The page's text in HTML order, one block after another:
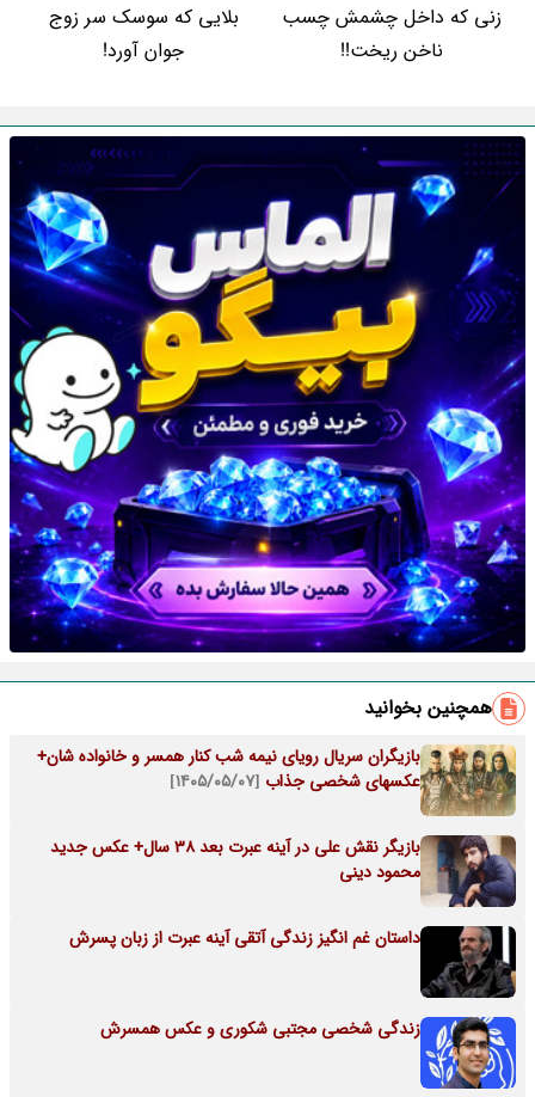
زنی که داخل چشمش چسب
ناخن ریخت!!
بلایی که سوسک سر زوج
جوان آورد!
همچنین بخوانید
بازیگران سریال رویای نیمه شب کنار همسر و خانواده شان+
عکسهای شخصی جذاب [۱۴۰۵/۰۵/۰۷]
بازیگر نقش علی در آینه عبرت بعد 38 سال+ عکس جدید
محمود دینی
داستان غم انگیز زندگی آتقی آینه عبرت از زبان پسرش
زندگی شخصی مجتبی شکوری و عکس همسرش